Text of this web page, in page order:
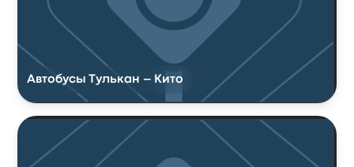
Автобусы Тулькан – Кито